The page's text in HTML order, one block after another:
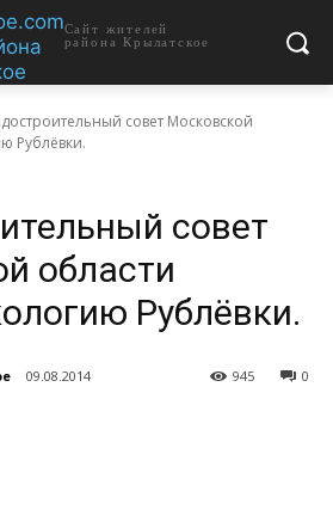
Сайт жителей
района Крылатское
совет Московской
Рублёвки.
совет
области
Рублёвки.
09.08.2014 0
945